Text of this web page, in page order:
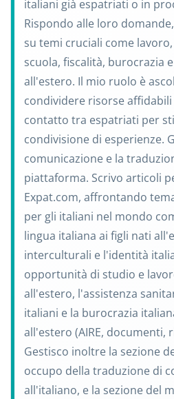
italiani già espatriati o in
Rispondo alle loro
su temi cruciali come
scuola, fiscalità, burocrazia
all'estero. Il mio ruolo è
condividere risorse
contatto tra espatriati per
condivisione di esperienze.
comunicazione e la
piattaforma. Scrivo articoli
Expat.com, affrontando
per gli italiani nel mondo
lingua italiana ai figli nati
interculturali e l'identità
opportunità di studio e
all'estero, l'assistenza
italiani e la burocrazia
all'estero (AIRE, documenti,
Gestisco inoltre la sezione
occupo della traduzione di
all'italiano, e la sezione del